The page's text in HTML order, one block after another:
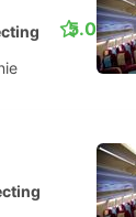
5.0